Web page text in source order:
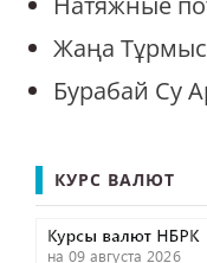
Жаңа
Бурабай Су
КУРС ВАЛЮТ